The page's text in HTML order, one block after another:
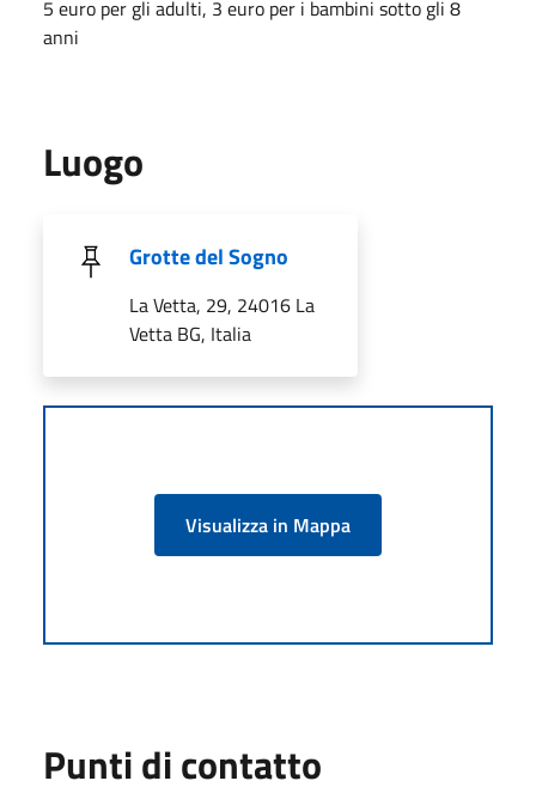
5 euro per gli adulti, 3 euro per i bambini sotto gli 8
anni
Luogo
Grotte del Sogno
La Vetta, 29, 24016 La
Vetta BG, Italia
Visualizza in Mappa
Punti di contatto